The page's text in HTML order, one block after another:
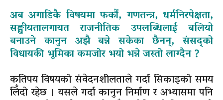
अब अगाडिकै विषयमा फर्कौं, गणतन्त्र, धर्मनिरपेक्षता,
सङ्घीयतालगायत राजनीतिक उपलब्धिलाई बलियो
बनाउने कानुन अझै बन्ने सकेका छैनन्, संसद्को
विधायकी भूमिका कमजोर भयो भन्ने जस्तो लाग्दैन ?
कतिपय विषयको संवेदनशीलताले गर्दा सिकाइको समय
लिँदो रहेछ । यसले गर्दा कानुन निर्माण र अभ्यासमा पनि